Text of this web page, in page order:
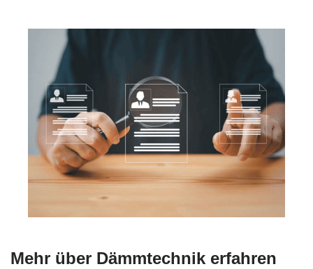
Mehr über Dämmtechnik erfahren